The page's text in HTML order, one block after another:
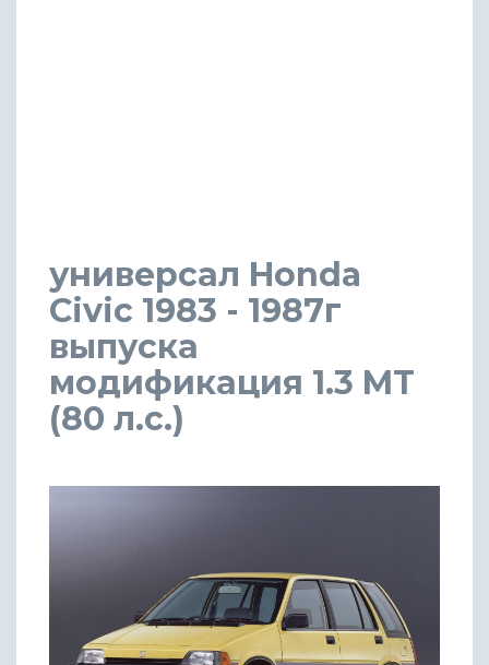
универсал Honda
Civic 1983 - 1987г
выпуска
модификация 1.3 MT
(80 л.с.)